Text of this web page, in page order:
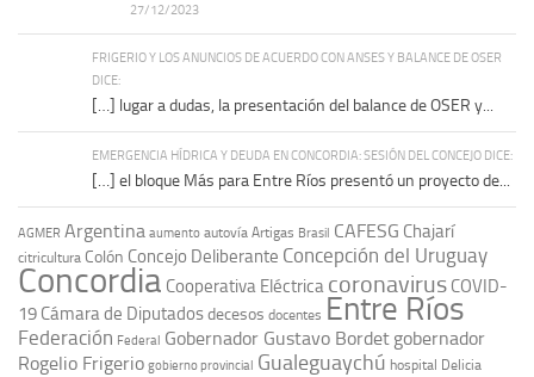
27/12/2023
FRIGERIO Y LOS ANUNCIOS DE ACUERDO CON ANSES Y BALANCE DE OSER
DICE:
[…] lugar a dudas, la presentación del balance de OSER y...
EMERGENCIA HÍDRICA Y DEUDA EN CONCORDIA: SESIÓN DEL CONCEJO DICE:
[…] el bloque Más para Entre Ríos presentó un proyecto de...
AGMER Argentina aumento autovía Artigas Brasil CAFESG Chajarí
citricultura Colón Concejo Deliberante Concepción del Uruguay
Concordia Cooperativa Eléctrica coronavirus COVID-
19 Cámara de Diputadosdecesos docentes Entre Ríos
Federación Federal Gobernador Gustavo Bordet gobernador
Rogelio Frigerio gobierno provincial Gualeguaychú hospital Delicia